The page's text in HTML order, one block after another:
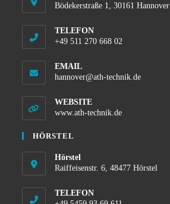
Bödekerstraße 1, 30161 Hannover
TELEFON
+49 511 270 668 02
EMAIL
hannover@ath-technik.de
WEBSITE
www.ath-technik.de
HÖRSTEL
Hörstel
Raiffeisenstr. 6, 48477 Hörstel
TELEFON